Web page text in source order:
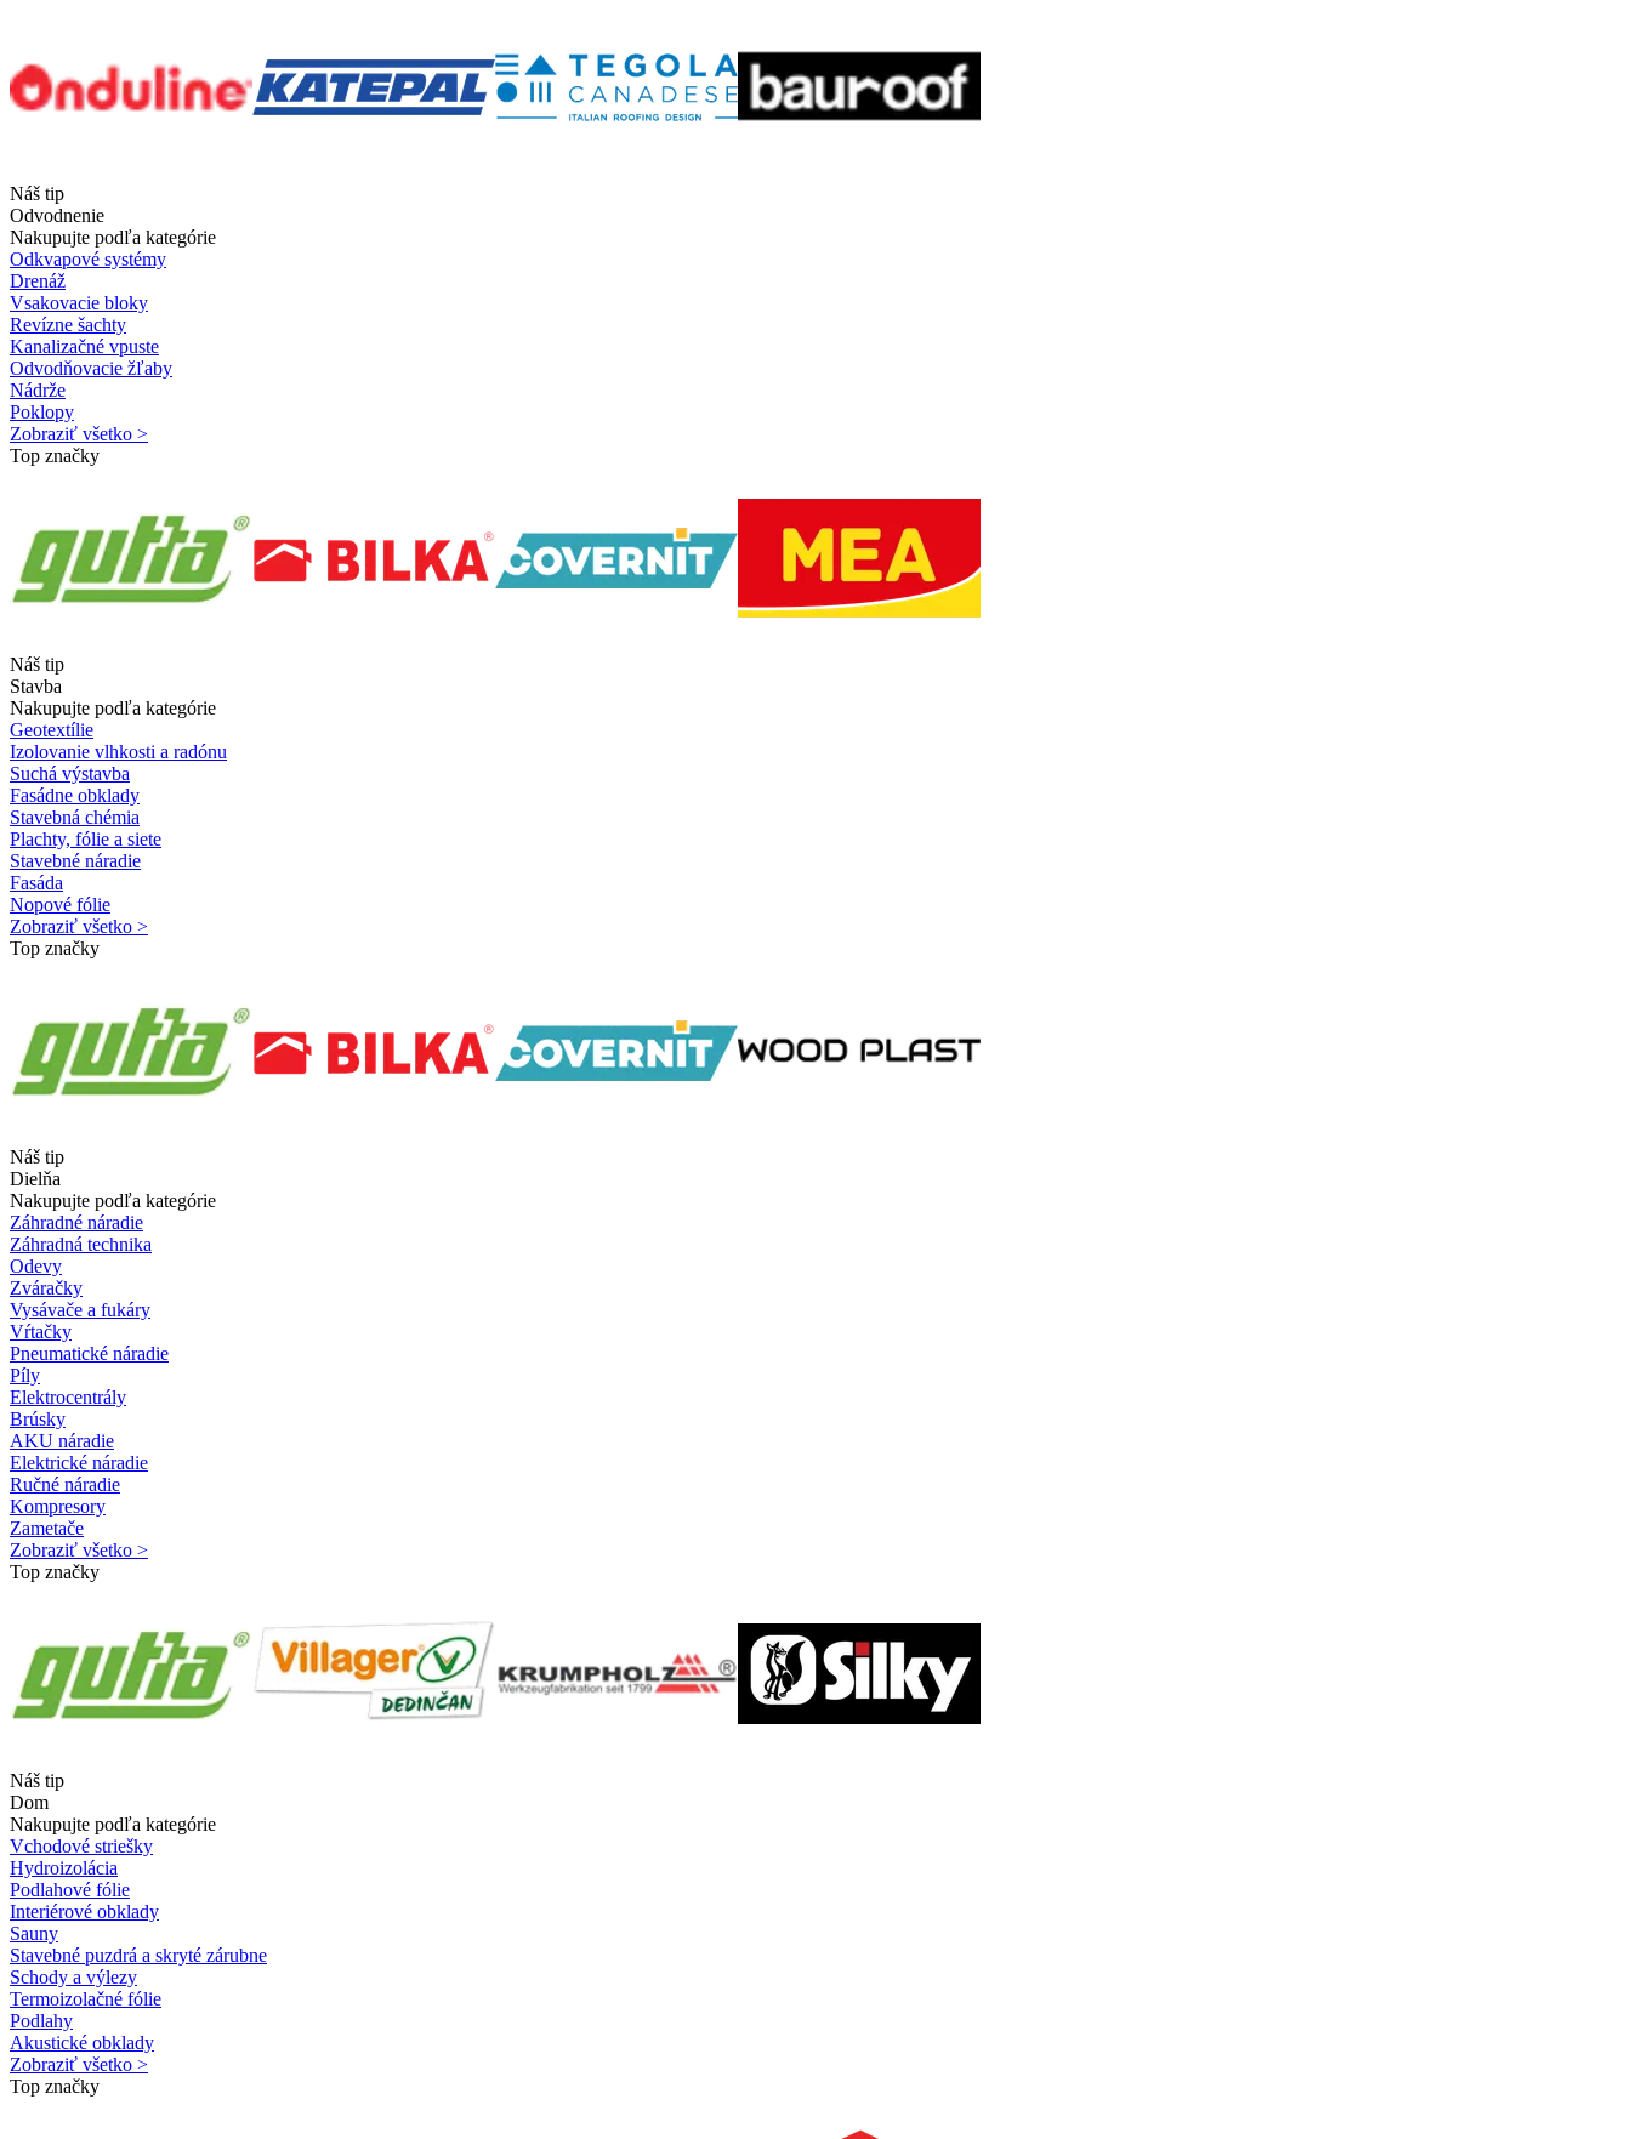
Náš tip
Odvodnenie
Nakupujte podľa kategórie
Odkvapové systémy
Drenáž
Vsakovacie bloky
Revízne šachty
Kanalizačné vpuste
Odvodňovacie žľaby
Nádrže
Poklopy
Zobraziť všetko >
Top značky
Náš tip
Stavba
Nakupujte podľa kategórie
Geotextílie
Izolovanie vlhkosti a radónu
Suchá výstavba
Fasádne obklady
Stavebná chémia
Plachty, fólie a siete
Stavebné náradie
Fasáda
Nopové fólie
Zobraziť všetko >
Top značky
Náš tip
Dielňa
Nakupujte podľa kategórie
Záhradné náradie
Záhradná technika
Odevy
Zváračky
Vysávače a fukáry
Vŕtačky
Pneumatické náradie
Píly
Elektrocentrály
Brúsky
AKU náradie
Elektrické náradie
Ručné náradie
Kompresory
Zametače
Zobraziť všetko >
Top značky
Náš tip
Dom
Nakupujte podľa kategórie
Vchodové striešky
Hydroizolácia
Podlahové fólie
Interiérové obklady
Sauny
Stavebné puzdrá a skryté zárubne
Schody a výlezy
Termoizolačné fólie
Podlahy
Akustické obklady
Zobraziť všetko >
Top značky